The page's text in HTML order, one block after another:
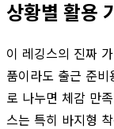
상황별 활용
이 레깅스의 진짜
품이라도 출근 준
로 나누면 체감 만
스는 특히 바지형